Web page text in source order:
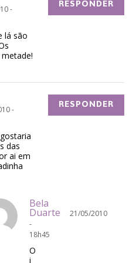
-
lá são
RESPONDER
-
das
ai em
RESPONDER
Bela
Duarte
21/05/2010
-
18h45
O
i